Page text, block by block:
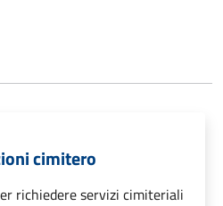
cimitero
richiedere servizi cimiteriali